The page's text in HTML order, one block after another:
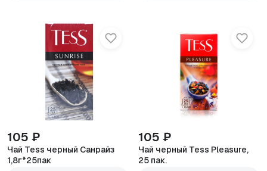
105 ₽
Чай Tess черный Санрайз
1,8г*25пак
105 ₽
Чай черный Tess Pleasure,
25 пак.